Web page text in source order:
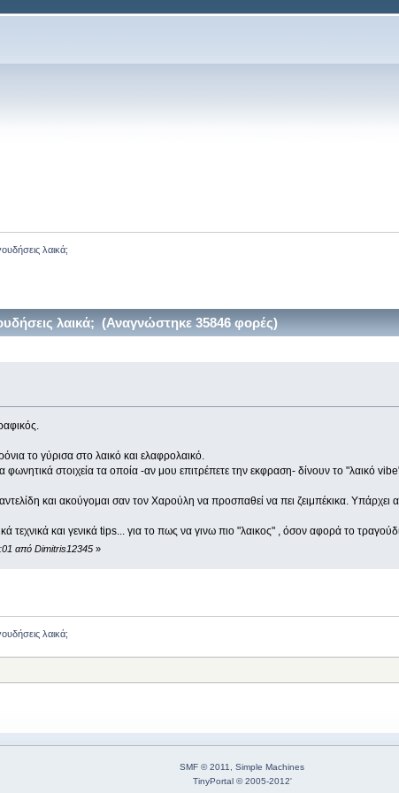
λαικά;
λαικά; (Αναγνώστηκε 35846 φορές)
το γύρισα στο λαικό και ελαφρολαικό.
στοιχεία τα οποία -αν μου επιτρέπετε την εκφραση- δίνουν το "λαικό
και ακούγομαι σαν τον Χαρούλη να προσπαθεί να πει ζειμπέκικα.
τεχνικά και γενικά tips... για το πως να γινω πιο "λαικος" , όσον αφορά το
από Dimitris12345»
λαικά;
SMF © 2011
Simple Machines
TinyPortal © 2005-2012'